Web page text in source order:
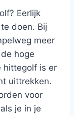
Eerlijk
doen. Bij
meer
hoge
hittegolf is er
uittrekken.
voor
je in je